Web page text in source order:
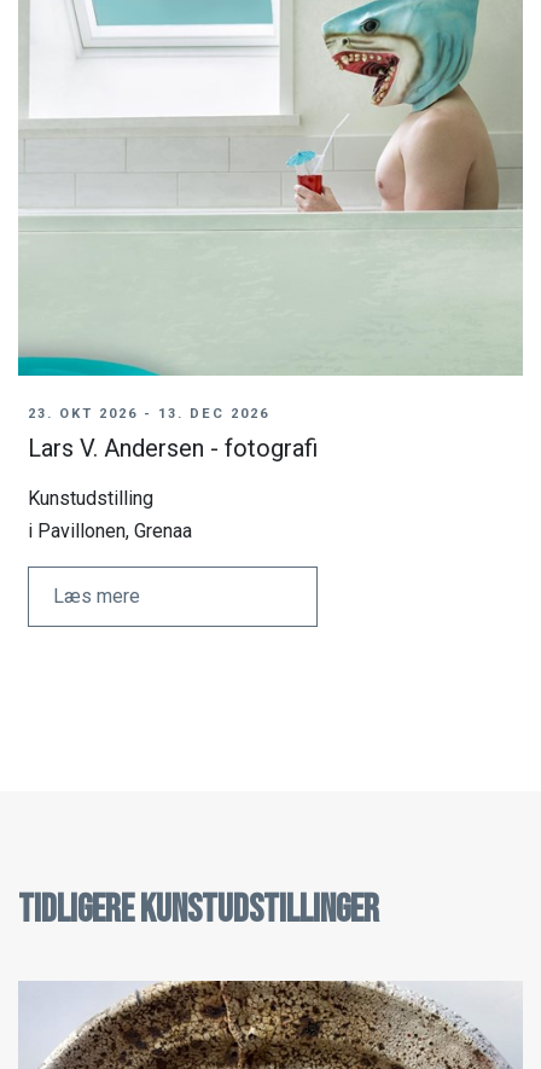
23. OKT 2026 - 13. DEC 2026
Lars V. Andersen - fotografi
Kunstudstilling
i Pavillonen, Grenaa
Læs mere
Tidligere kunstudstillinger